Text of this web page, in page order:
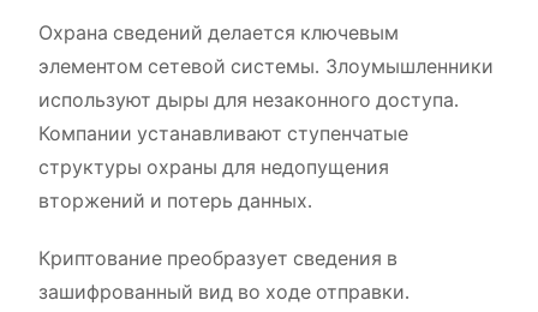
Охрана сведений делается ключевым
элементом сетевой системы. Злоумышленники
используют дыры для незаконного доступа.
Компании устанавливают ступенчатые
структуры охраны для недопущения
вторжений и потерь данных.
Криптование преобразует сведения в
зашифрованный вид во ходе отправки.